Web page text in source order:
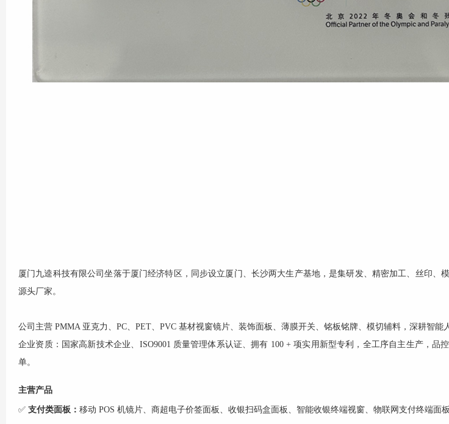
厦门 九逵科技有限公司坐落于厦门经济特区，同步设立厦门、长沙两大生产基地，是集研发、精密加工、丝印、
源头厂家。
公司主营 PMMA 亚克力、PC、PET、PVC 基材视窗镜片、装饰面板、薄膜开关、铭板铭牌、模切辅料，深耕智能
企业资质：国家高新技术企业、ISO9001 质量管理体系认证、拥有 100 + 项实用新型专利，全工序自主生产，品
单。
主营产品
✅ 支付类面板： 移动 POS 机镜片、商超电子价签面板、收银扫码盒面板、智能收银终端视窗、物联网支付终端面板